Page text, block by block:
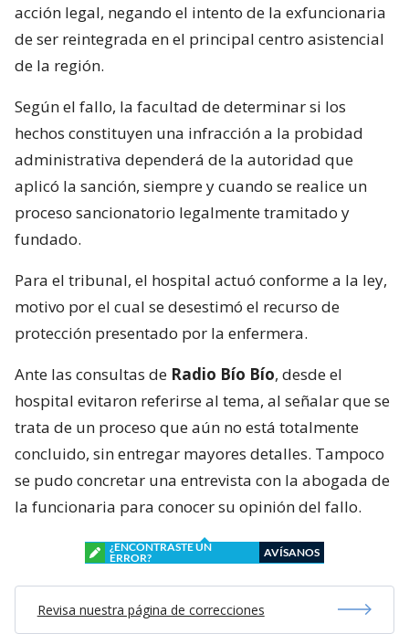
acción legal, negando el intento de la exfuncionaria
de ser reintegrada en el principal centro asistencial
de la región.
Según el fallo, la facultad de determinar si los
hechos constituyen una infracción a la probidad
administrativa dependerá de la autoridad que
aplicó la sanción, siempre y cuando se realice un
proceso sancionatorio legalmente tramitado y
fundado.
Para el tribunal, el hospital actuó conforme a la ley,
motivo por el cual se desestimó el recurso de
protección presentado por la enfermera.
Ante las consultas de Radio Bío Bío, desde el
hospital evitaron referirse al tema, al señalar que se
trata de un proceso que aún no está totalmente
concluido, sin entregar mayores detalles. Tampoco
se pudo concretar una entrevista con la abogada de
la funcionaria para conocer su opinión del fallo.
¿ENCONTRASTE UN
ERROR?
AVÍSANOS
Revisa nuestra página de correcciones